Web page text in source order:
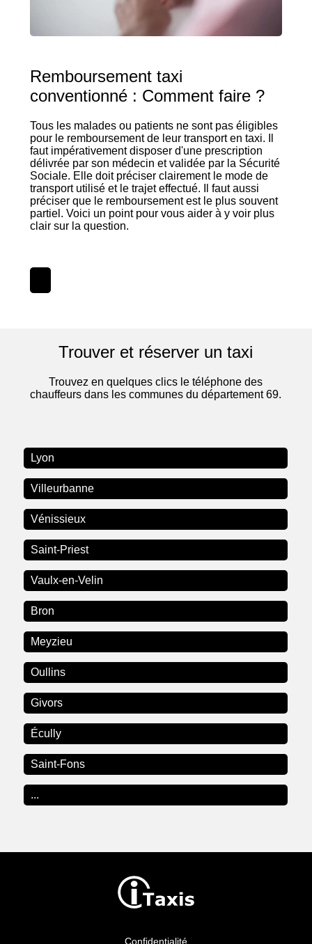
Remboursement taxi
conventionné : Comment faire ?
Tous les malades ou patients ne sont pas éligibles
pour le remboursement de leur transport en taxi. Il
faut impérativement disposer d'une prescription
délivrée par son médecin et validée par la Sécurité
Sociale. Elle doit préciser clairement le mode de
transport utilisé et le trajet effectué. Il faut aussi
préciser que le remboursement est le plus souvent
partiel. Voici un point pour vous aider à y voir plus
clair sur la question.
Trouver et réserver un taxi
Trouvez en quelques clics le téléphone des
chauffeurs dans les communes du département 69.
Lyon
Villeurbanne
Vénissieux
Saint-Priest
Vaulx-en-Velin
Bron
Meyzieu
Oullins
Givors
Écully
Saint-Fons
...
Confidentialité